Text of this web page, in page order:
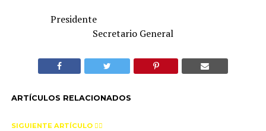
Presidente
Secretario General
ARTÍCULOS RELACIONADOS
SIGUIENTE ARTÍCULO 👈🏻